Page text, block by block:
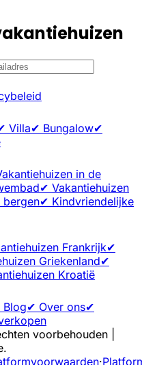
Villa✔ Bungalow✔
in de
✔ Vakantiehuizen
bergen✔ Kindvriendelijke
Frankrijk✔
Griekenland✔
Kroatië
Blog✔ Over ons✔
voorbehouden |
·